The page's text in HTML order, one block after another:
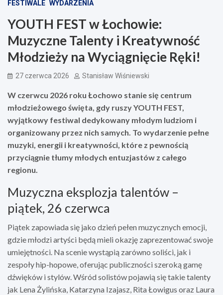
FESTIWALE WYDARZENIA
YOUTH FEST w Łochowie:
Muzyczne Talenty i Kreatywność
Młodzieży na Wyciągnięcie Ręki!
27 czerwca 2026 Stanisław Wiśniewski
W czerwcu 2026 roku Łochowo stanie się centrum
młodzieżowego święta, gdy ruszy YOUTH FEST,
wyjątkowy festiwal dedykowany młodym ludziom i
organizowany przez nich samych. To wydarzenie pełne
muzyki, energii i kreatywności, które z pewnością
przyciągnie tłumy młodych entuzjastów z całego
regionu.
Muzyczna eksplozja talentów –
piątek, 26 czerwca
Piątek zapowiada się jako dzień pełen muzycznych emocji,
gdzie młodzi artyści będą mieli okazję zaprezentować swoje
umiejętności. Na scenie wystąpią zarówno soliści, jak i
zespoły hip-hopowe, oferując publiczności szeroką gamę
dźwięków i stylów. Wśród solistów pojawią się takie talenty
jak Lena Żylińska, Katarzyna Izajasz, Rita Łowigus oraz Laura